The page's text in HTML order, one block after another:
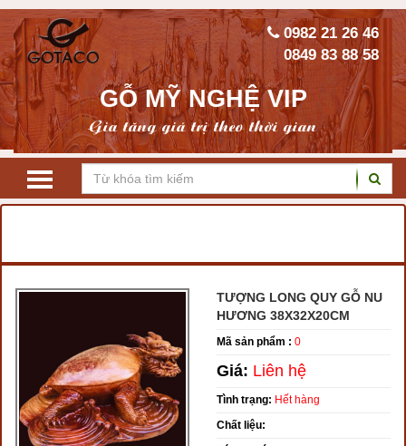
GỖ MỸ NGHỆ VIP
Gia tăng giá trị theo thời gian
0982 21 26 46
0849 83 88 58
TƯỢNG LONG QUY GỖ NU
HƯƠNG 38X32X20CM
Mã sản phẩm : 0
Giá: Liên hệ
Tình trạng: Hết hàng
Chất liệu: